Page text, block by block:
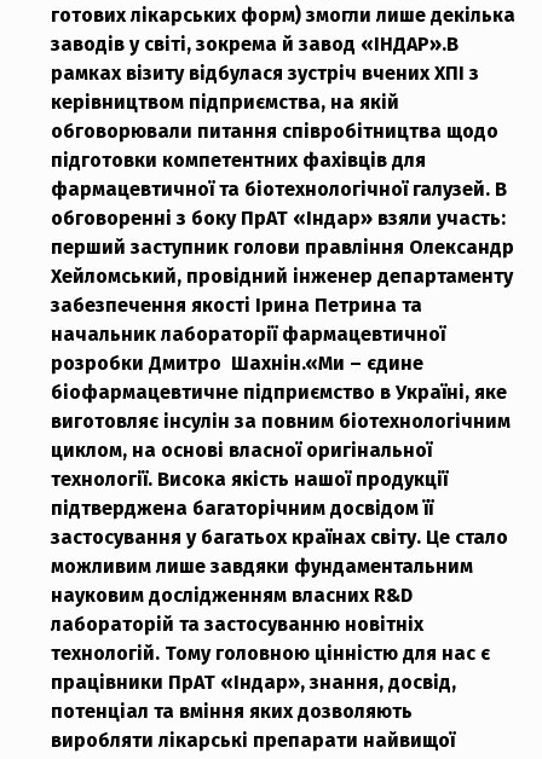
готових лікарських форм) змогли лише декілька
заводів у світі, зокрема й завод «ІНДАР».В
рамках візиту відбулася зустріч вчених ХПІ з
керівництвом підприємства, на якій
обговорювали питання співробітництва щодо
підготовки компетентних фахівців для
фармацевтичної та біотехнологічної галузей. В
обговоренні з боку ПрАТ «Індар» взяли участь:
перший заступник голови правління Олександр
Хейломський, провідний інженер департаменту
забезпечення якості Ірина Петрина та
начальник лабораторії фармацевтичної
розробки Дмитро Шахнін.«Ми – єдине
біофармацевтичне підприємство в Україні, яке
виготовляє інсулін за повним біотехнологічним
циклом, на основі власної оригінальної
технології. Висока якість нашої продукції
підтверджена багаторічним досвідом її
застосування у багатьох країнах світу. Це стало
можливим лише завдяки фундаментальним
науковим дослідженням власних R&D
лабораторій та застосуванню новітніх
технологій. Тому головною цінністю для нас є
працівники ПрАТ «Індар», знання, досвід,
потенціал та вміння яких дозволяють
виробляти лікарські препарати найвищої